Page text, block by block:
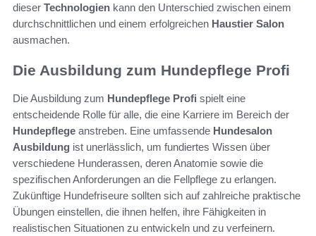
dieser Technologien kann den Unterschied zwischen einem
durchschnittlichen und einem erfolgreichen Haustier Salon
ausmachen.
Die Ausbildung zum Hundepflege Profi
Die Ausbildung zum Hundepflege Profi spielt eine
entscheidende Rolle für alle, die eine Karriere im Bereich der
Hundepflege anstreben. Eine umfassende Hundesalon
Ausbildung ist unerlässlich, um fundiertes Wissen über
verschiedene Hunderassen, deren Anatomie sowie die
spezifischen Anforderungen an die Fellpflege zu erlangen.
Zukünftige Hundefriseure sollten sich auf zahlreiche praktische
Übungen einstellen, die ihnen helfen, ihre Fähigkeiten in
realistischen Situationen zu entwickeln und zu verfeinern.